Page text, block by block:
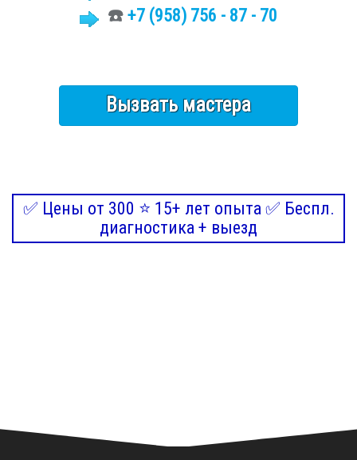
☎️ +7 (958) 756 - 87 - 70
Вызвать мастера
✅ Цены от 300 ⭐ 15+ лет опыта ✅ Беспл.
диагностика + выезд